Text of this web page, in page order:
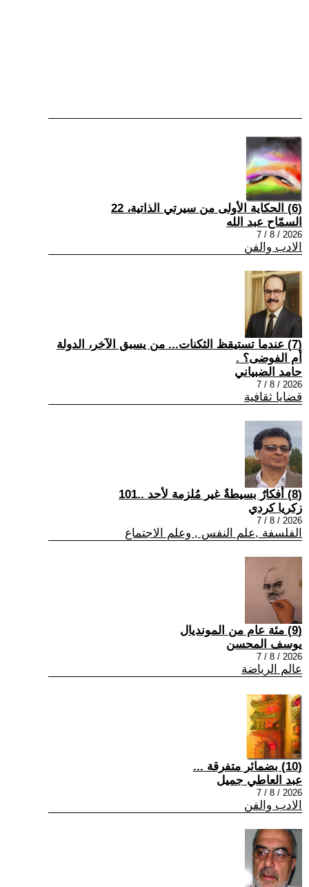
(6) الحكاية الأولى من سيرتي الذاتية، 22
السمّاح عبد الله
2026 / 8 / 7
الادب والفن
(7) عندما تستيقظ الثكنات... من يسبق الآخر، الدولة
أم الفوضى؟ .
حامد الضبياني
2026 / 8 / 7
قضايا ثقافية
(8) أفكارٌ بسيطةٌ غير مُلزمة لأحد ..101
زكريا كردي
2026 / 8 / 7
الفلسفة ,علم النفس , وعلم الاجتماع
(9) مئة عام من المونديال
يوسف المحسن
2026 / 8 / 7
عالم الرياضة
(10) بضمائر متفرقة ...
عبد العاطي جميل
2026 / 8 / 7
الادب والفن